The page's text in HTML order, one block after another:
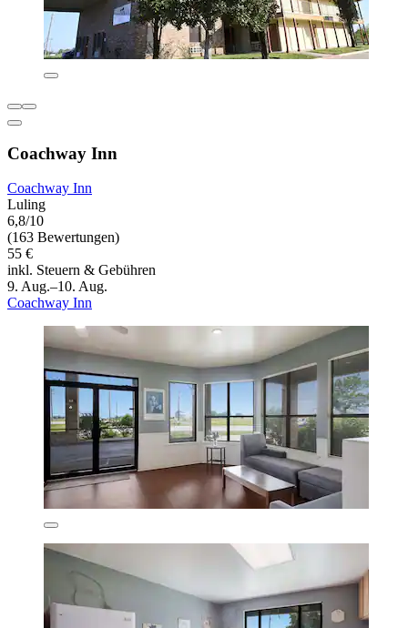
Coachway Inn
Coachway Inn
Luling
6,8/10
(163 Bewertungen)
55 €
inkl. Steuern & Gebühren
9. Aug.–10. Aug.
Coachway Inn